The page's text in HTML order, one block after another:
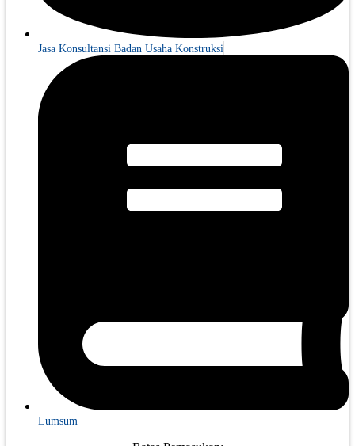
Jasa Konsultansi Badan Usaha Konstruksi
Lumsum